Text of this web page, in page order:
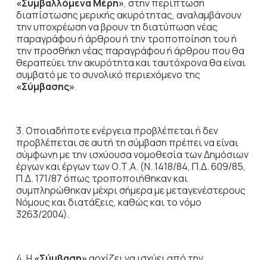
«Συμβαλλόμενα Μέρη», στην περίπτωση
διαπίστωσης μερικής ακυρότητας, αναλαμβάνουν
την υποχρέωση να βρουν τη διατύπωση νέας
παραγράφου ή άρθρου ή την τροποποίηση του ή
την προσθήκη νέας παραγράφου ή άρθρου που θα
θεραπεύει την ακυρότητα και ταυτόχρονα θα είναι
συμβατό με το συνολικό περιεχόμενο της
«Σύμβασης».
3. Οποιαδήποτε ενέργεια προβλέπεται ή δεν
προβλέπεται σε αυτή τη σύμβαση πρέπει να είναι
σύμφωνη με την ισχύουσα νομοθεσία των Δημόσιων
έργων και έργων των Ο.Τ.Α. (Ν. 1418/84, Π.Δ. 609/85,
Π.Δ. 171/87 όπως τροποποιήθηκαν και
συμπληρώθηκαν μέχρι σήμερα με μεταγενέστερους
Νόμους και διατάξεις, καθώς και το νόμο
3263/2004).